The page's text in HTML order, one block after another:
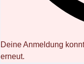
Deine Anmeldung
erneut.